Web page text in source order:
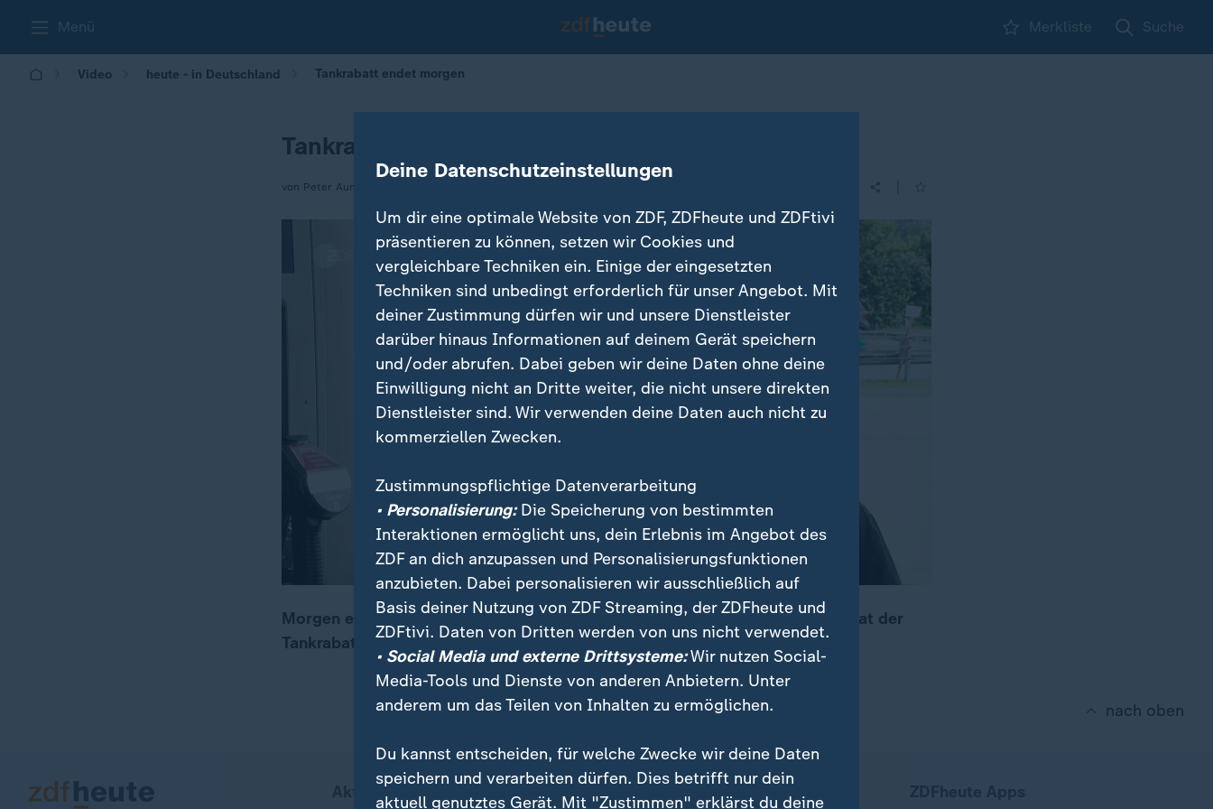
Menü Merkliste Suche
Video heute - in Deutschland Tankrabatt endet morgen
Tankrabatt endet morgen
von Peter Aumeier
00:16 01:39
Morgen endet der Tankrabatt und damit wird der Sprit wieder teurer. Doch hat der
Tankrabatt die Autofahrer wirklich erreicht und entlastet?
nach oben
Aktuell bei ZDFheute ZDFheute Update
Deine Datenschutzeinstellungen
Um dir eine optimale Website von ZDF, ZDFheute und ZDFtivi
präsentieren zu können, setzen wir Cookies und
vergleichbare Techniken ein. Einige der eingesetzten
Techniken sind unbedingt erforderlich für unser Angebot. Mit
deiner Zustimmung dürfen wir und unsere Dienstleister
darüber hinaus Informationen auf deinem Gerät speichern
und/oder abrufen. Dabei geben wir deine Daten ohne deine
Einwilligung nicht an Dritte weiter, die nicht unsere direkten
Dienstleister sind. Wir verwenden deine Daten auch nicht zu
kommerziellen Zwecken.
Zustimmungspflichtige Datenverarbeitung
• Personalisierung:Die Speicherung von bestimmten
Interaktionen ermöglicht uns, dein Erlebnis im Angebot des
ZDF an dich anzupassen und Personalisierungsfunktionen
anzubieten. Dabei personalisieren wir ausschließlich auf
Basis deiner Nutzung von ZDF Streaming, der ZDFheute und
ZDFtivi. Daten von Dritten werden von uns nicht verwendet.
• Social Media und externe Drittsysteme:Wir nutzen Social-
Media-Tools und Dienste von anderen Anbietern. Unter
anderem um das Teilen von Inhalten zu ermöglichen.
Du kannst entscheiden, für welche Zwecke wir deine Daten
speichern und verarbeiten dürfen. Dies betrifft nur dein
aktuell genutztes Gerät. Mit "Zustimmen" erklärst du deine